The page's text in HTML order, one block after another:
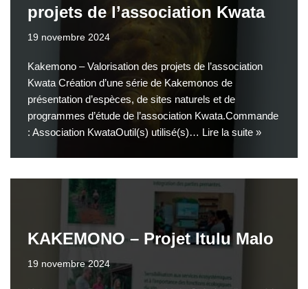
projets de l’association Kwata
19 novembre 2024
Kakemono – Valorisation des projets de l’association
Kwata Création d’une série de Kakemonos de
présentation d’espèces, de sites naturels et de
programmes d’étude de l’association Kwata.Commande
: Association KwataOutil(s) utilisé(s)… Lire la suite »
KAKEMONO – Projet Itulu Malo
19 novembre 2024